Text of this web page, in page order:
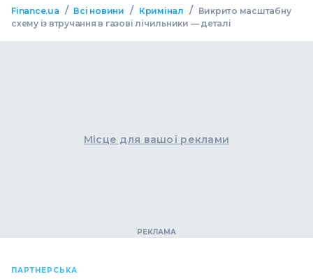
Finance.ua / Всі новини / Кримінал /
Викрито масштабну
схему із втручання в газові лічильники — деталі
Місце для вашої реклами
ПАРТНЕРСЬКА